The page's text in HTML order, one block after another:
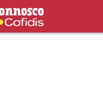
Cofidis